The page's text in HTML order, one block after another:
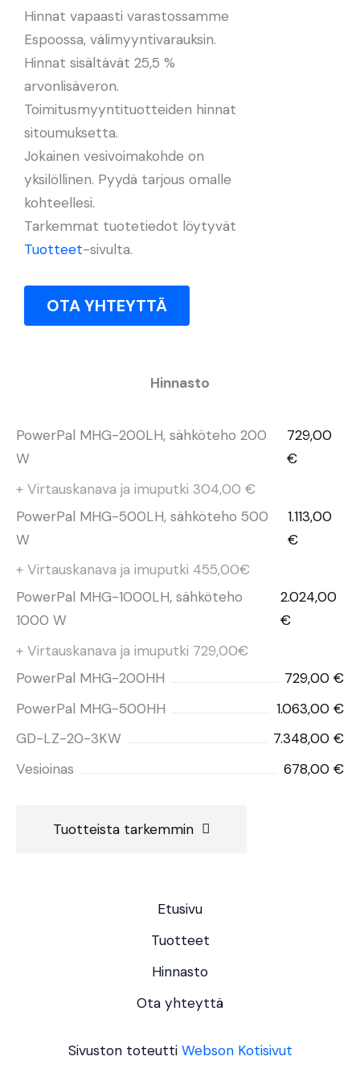
Hinnat vapaasti varastossamme
Espoossa, välimyyntivarauksin.
Hinnat sisältävät 25,5 %
arvonlisäveron.
Toimitusmyyntituotteiden hinnat
sitoumuksetta.
Jokainen vesivoimakohde on
yksilöllinen. Pyydä tarjous omalle
kohteellesi.
Tarkemmat tuotetiedot löytyvät
Tuotteet-sivulta.
OTA YHTEYTTÄ
Hinnasto
PowerPal MHG-200LH, sähköteho 200
W
729,00
€
+ Virtauskanava ja imuputki 304,00 €
PowerPal MHG-500LH, sähköteho 500
W
1.113,00
€
+ Virtauskanava ja imuputki 455,00€
PowerPal MHG-1000LH, sähköteho
1000 W
2.024,00
€
+ Virtauskanava ja imuputki 729,00€
PowerPal MHG-200HH
729,00 €
PowerPal MHG-500HH
1.063,00 €
GD-LZ-20-3KW
7.348,00 €
Vesioinas
678,00 €
Tuotteista tarkemmin
Etusivu
Tuotteet
Hinnasto
Ota yhteyttä
Sivuston toteutti Webson Kotisivut